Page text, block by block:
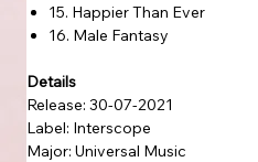
15. Happier Than Ever
16. Male Fantasy
Details
Release: 30-07-2021
Label: Interscope
Major: Universal Music